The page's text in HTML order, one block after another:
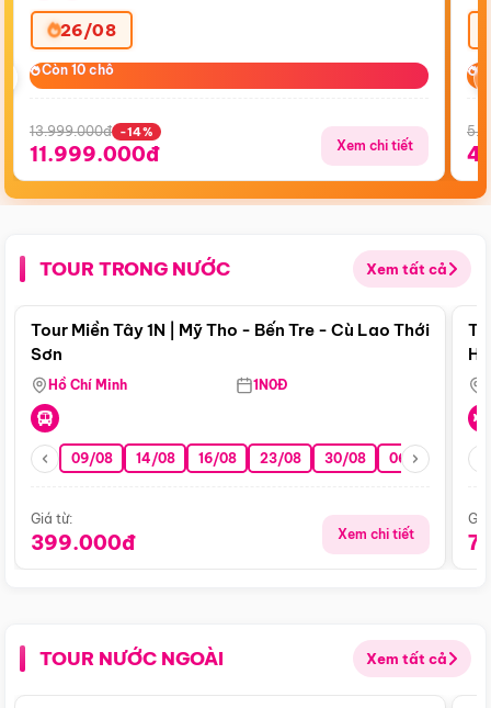
26/08
Còn 10 chỗ
Còn 10 chỗ
13.999.000đ -14%
11.999.000đ Xem chi tiết
TOUR TRONG NƯỚC Xem tất cả
Điểm nổi bật
Tour Miền Tây 1N | Mỹ Tho - Bến Tre - Cù Lao Thới
Sơn
Hồ Chí Minh 1N0Đ
09/08 14/08 16/08 23/08 30/08 06/09 13/09
Giá từ:
399.000đ Xem chi tiết
TOUR NƯỚC NGOÀI Xem tất cả
Điểm nổi bật